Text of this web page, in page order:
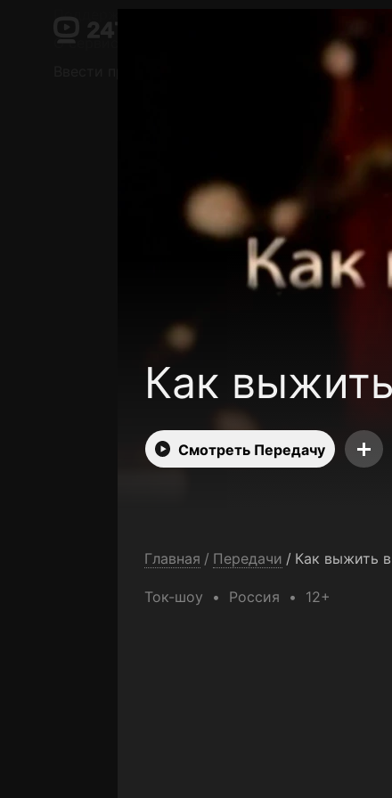
Как
Смотреть Передачу
Главная / Передачи / Как выжить
Ток-шоу Россия 12+
Пользовательское соглашение
Установить на ТВ